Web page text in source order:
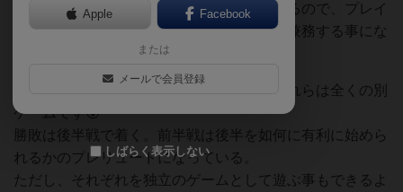
う。人間キャラクターは全部で３名登場するので、プレイ
人数が３人以下の場合、人間側はキャラを兼務する事にな
本作は前半後半に別れている・・・が、これらは全くの別
ゲームです😲
勝敗は後半戦で着く。前半戦は後半を如何に有利に始めら
れるかのプレリュードになっている。
ただし、それぞれを独立のゲームとして遊ぶ事もできるよ
Apple Facebook
または
メールで会員登録
しばらく表示しない